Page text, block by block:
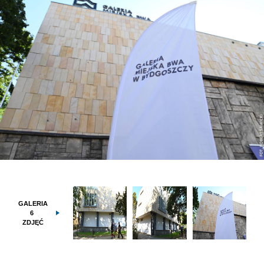
GALERIA
6
ZDJĘĆ